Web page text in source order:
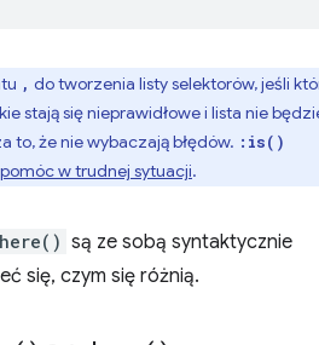
, do tworzenia listy selektorów, jeśli
stają się nieprawidłowe i lista nie
to, że nie wybaczają błędów. :is()
w trudnej sytuacji.
są ze sobą syntaktycznie
się, czym się różnią.